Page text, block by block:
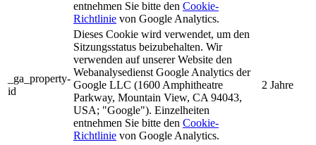
entnehmen Sie bitte den Cookie-
Richtlinie von Google Analytics.
_ga_property-
id
Dieses Cookie wird verwendet, um den
Sitzungsstatus beizubehalten. Wir
verwenden auf unserer Website den
Webanalysedienst Google Analytics der
Google LLC (1600 Amphitheatre
Parkway, Mountain View, CA 94043,
USA; "Google"). Einzelheiten
entnehmen Sie bitte den Cookie-
Richtlinie von Google Analytics.
2 Jahre